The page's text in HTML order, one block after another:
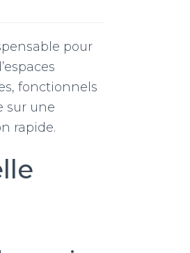
pour
fonctionnels
sur une
rapide.